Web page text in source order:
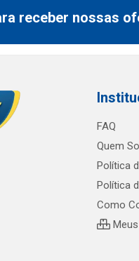
receber nossas
FAQ
Quem
Política
Política
Como
Meus